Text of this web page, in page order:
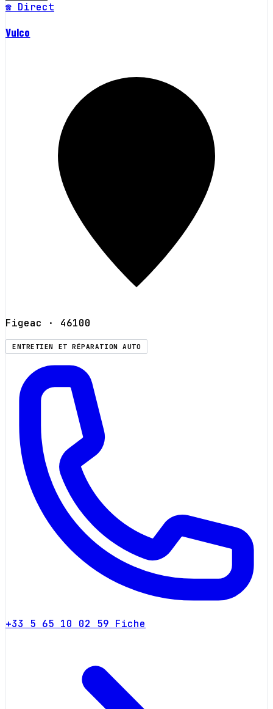
☎ Direct
Vulco
Figeac · 46100
ENTRETIEN ET RÉPARATION AUTO
+33 5 65 10 02 59 Fiche